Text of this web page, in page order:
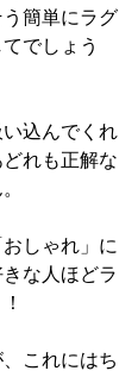
簡単にラグ
でしょう
込んでくれ
れも正解な
しゃれ」に
な人ほどラ
これにはち